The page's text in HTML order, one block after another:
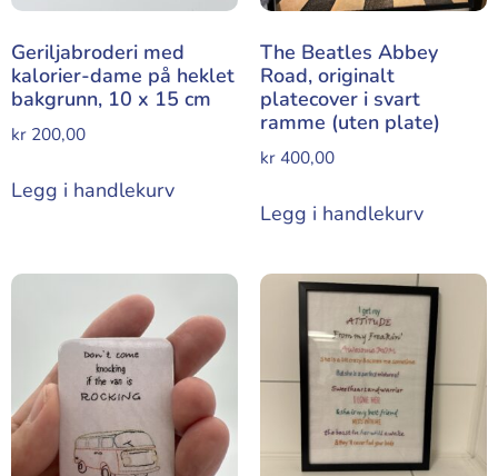
Geriljabroderi med
kalorier-dame på heklet
bakgrunn, 10 x 15 cm
kr 200,00
Legg i handlekurv
The Beatles Abbey
Road, originalt
platecover i svart
ramme (uten plate)
kr400,00
Legg i handlekurv